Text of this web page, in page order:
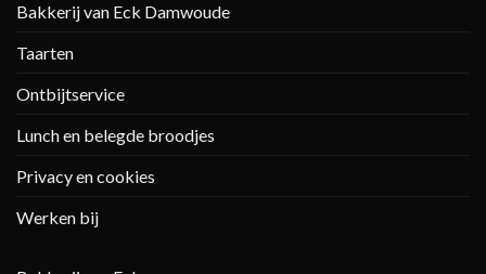
Bakkerij van Eck Damwoude
Taarten
Ontbijtservice
Lunch en belegde broodjes
Privacy en cookies
Werken bij